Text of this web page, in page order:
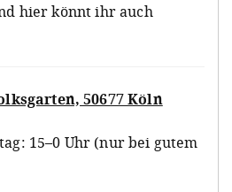
hier könnt ihr auch
50677 Köln
15–0 Uhr (nur bei gutem